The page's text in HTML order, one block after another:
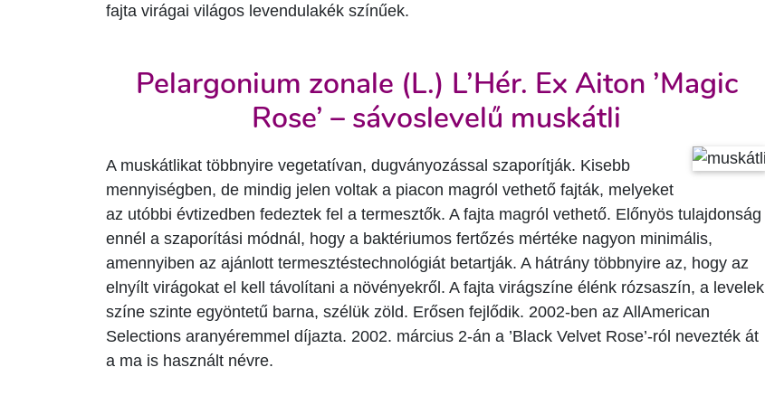
fajta virágai világos levendulakék színűek.
Pelargonium zonale (L.) L’Hér. Ex Aiton ’Magic
Rose’ – sávoslevelű muskátli
A muskátlikat többnyire vegetatívan, dugványozással szaporítják. Kisebb
mennyiségben, de mindig jelen voltak a piacon magról vethető fajták, melyeket
az utóbbi évtizedben fedeztek fel a termesztők. A fajta magról vethető. Előnyös tulajdonság
ennél a szaporítási módnál, hogy a baktériumos fertőzés mértéke nagyon minimális,
amennyiben az ajánlott termesztéstechnológiát betartják. A hátrány többnyire az, hogy az
elnyílt virágokat el kell távolítani a növényekről. A fajta virágszíne élénk rózsaszín, a levelek
színe szinte egyöntetű barna, szélük zöld. Erősen fejlődik. 2002-ben az AllAmerican
Selections aranyéremmel díjazta. 2002. március 2-án a ’Black Velvet Rose’-ról nevezték át
a ma is használt névre.